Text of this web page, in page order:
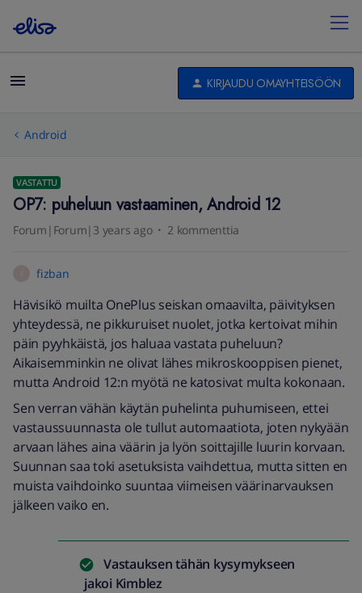
KIRJAUDU OMAYHTEISÖÖN
Android
VASTATTU
OP7: puheluun vastaaminen, Android 12
Forum|Forum|3 years ago 2 kommenttia
fizban
Hävisikö muilta OnePlus seiskan omaavilta, päivityksen
yhteydessä, ne pikkuruiset nuolet, jotka kertoivat mihin
päin pyyhkäistä, jos haluaa vastata puheluun?
Aikaisemminkin ne olivat lähes mikroskooppisen pienet,
mutta Android 12:n myötä ne katosivat multa kokonaan.
Sen verran vähän käytän puhelinta puhumiseen, ettei
vastaussuunnasta ole tullut automaatiota, joten nykyään
arvaan lähes aina väärin ja lyön soittajille luurin korvaan.
Suunnan saa toki asetuksista vaihdettua, mutta sitten en
muista vaihdoinko suuntaa viimeisen väärinarvauksen
jälkeen vaiko en.
Vastauksen tähän kysymykseen
jakoi Kimblez